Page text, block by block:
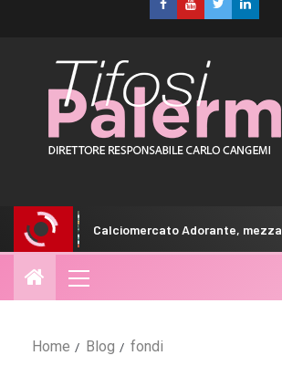
Calciomercato Adorante, mezza Serie B lo
Home Blog fondi